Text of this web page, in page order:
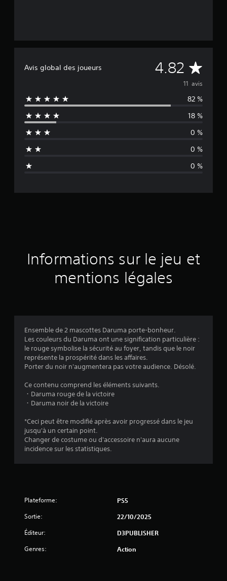
Avis global des joueurs 4.82 M
o
y
e
n
d
a
:
4
2
é
11 avis
82 %
18 %
0 %
0 %
0 %
Informations sur le jeu et
mentions légales
Ensemble de 2 mascottes Daruma porte-bonheur.
Les couleurs du Daruma ont une signification particulière :
le rouge symbolise la sécurité au foyer, tandis que le noir
représente la prospérité dans les affaires.
Porter du noir n'augmentera pas votre audience. Désolé.
Ce contenu comprend les éléments suivants.
・Daruma rouge de la victoire
・Daruma noir de la victoire
*Ceci peut être modifié après avoir progressé dans le jeu
jusqu'à un certain point.
Changer de costume ou d'accessoire n'aura aucune
incidence sur les statistiques.
Plateforme: PS5
Sortie: 22/10/2025
Éditeur: D3PUBLISHER
Genres: Action